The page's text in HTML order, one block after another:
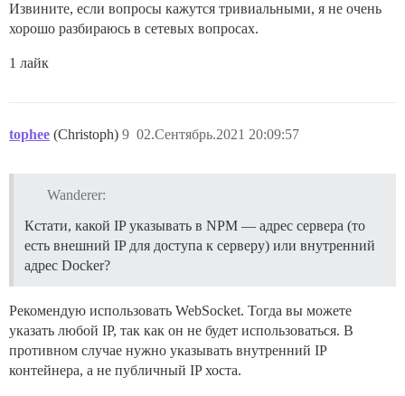
Извините, если вопросы кажутся тривиальными, я не очень
хорошо разбираюсь в сетевых вопросах.
1 лайк
tophee (Christoph) 02.Сентябрь.2021 20:09:57
9
Wanderer:
Кстати, какой IP указывать в NPM — адрес сервера (то
есть внешний IP для доступа к серверу) или внутренний
адрес Docker?
Рекомендую использовать WebSocket. Тогда вы можете
указать любой IP, так как он не будет использоваться. В
противном случае нужно указывать внутренний IP
контейнера, а не публичный IP хоста.